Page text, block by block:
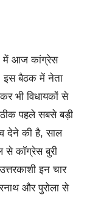
में आज कांग्रेस
इस बैठक में नेता
भी विधायकों से
पहले सबसे बड़ी
देने की है, साल
से कॉग्रेस बुरी
इन चार
और पुरोला से